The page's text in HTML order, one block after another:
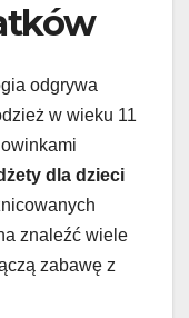
odgrywa
w wieku 11
dla dzieci
znaleźć wiele
zabawę z